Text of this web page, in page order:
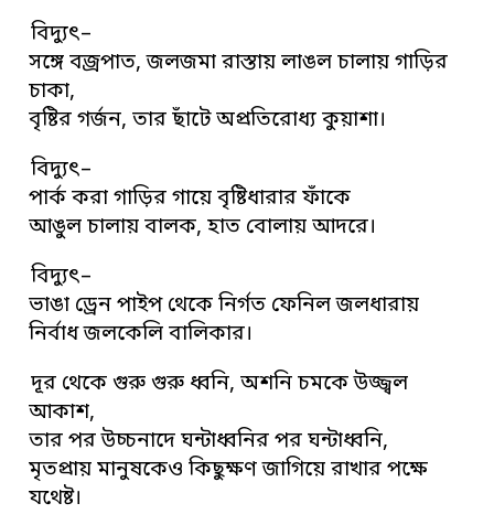
বিদ্যুৎ–
সঙ্গে বজ্রপাত, জলজমা রাস্তায় লাঙল চালায় গাড়ির
চাকা,
বৃষ্টির গর্জন, তার ছাঁটে অপ্রতিরোধ্য কুয়াশা।
বিদ্যুৎ–
পার্ক করা গাড়ির গায়ে বৃষ্টিধারার ফাঁকে
আঙুল চালায় বালক, হাত বোলায় আদরে।
বিদ্যুৎ–
ভাঙা ড্রেন পাইপ থেকে নির্গত ফেনিল জলধারায়
নির্বাধ জলকেলি বালিকার।
দূর থেকে গুরু গুরু ধ্বনি, অশনি চমকে উজ্জ্বল
আকাশ,
তার পর উচ্চনাদে ঘন্টাধ্বনির পর ঘন্টাধ্বনি,
মৃতপ্রায় মানুষকেও কিছুক্ষণ জাগিয়ে রাখার পক্ষে
যথেষ্ট।